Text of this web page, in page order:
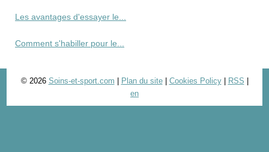
Les avantages d'essayer le...
Comment s'habiller pour le...
© 2026 Soins-et-sport.com Plan du site| Cookies Policy| RSS
en